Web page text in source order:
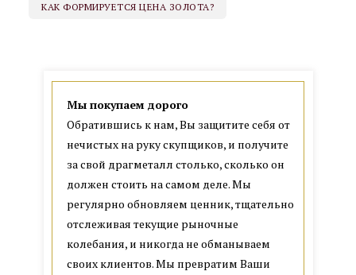
КАК ФОРМИРУЕТСЯ ЦЕНА ЗОЛОТА?
Мы покупаем дорого
Обратившись к нам, Вы защитите себя от
нечистых на руку скупщиков, и получите
за свой драгметалл столько, сколько он
должен стоить на самом деле. Мы
регулярно обновляем ценник, тщательно
отслеживая текущие рыночные
колебания, и никогда не обманываем
своих клиентов. Мы превратим Ваши